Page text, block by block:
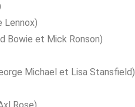
Lennox)
Bowie et Mick Ronson)
Michael et Lisa Stansfield)